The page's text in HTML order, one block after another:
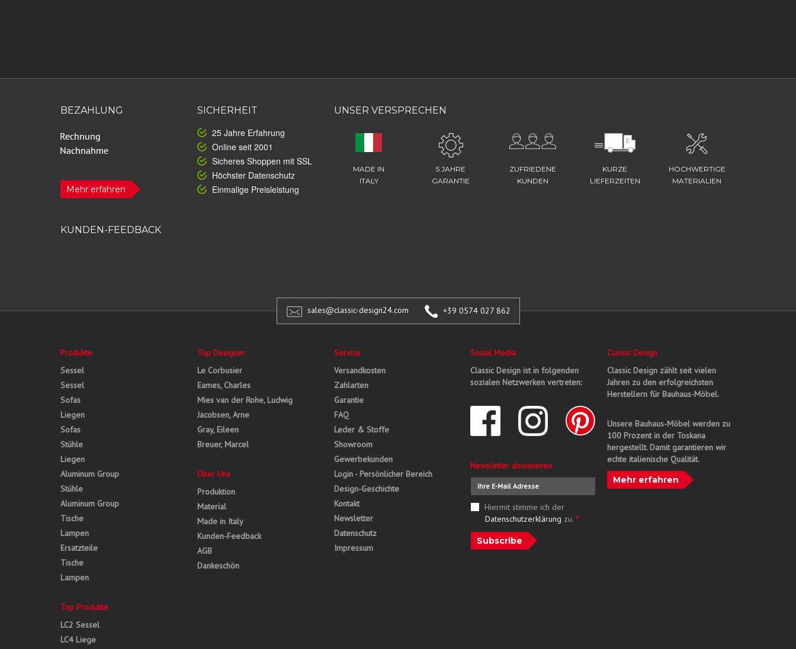
BEZAHLUNG
Mehr erfahren
SICHERHEIT
25 Jahre Erfahrung
Online seit 2001
Sicheres Shoppen mit SSL
Höchster Datenschutz
Einmalige Preisleistung
UNSER VERSPRECHEN
MADE IN
ITALY
5 JAHRE
GARANTIE
ZUFRIEDENE
KUNDEN
KURZE
LIEFERZEITEN
HOCHWERTIGE
MATERIALIEN
KUNDEN-FEEDBACK
sales@classic-design24.com +39 0574 027 862
Produkte
Sessel
Sessel
Sofas
Liegen
Sofas
Stühle
Liegen
Aluminum Group
Stühle
Aluminum Group
Tische
Lampen
Ersatzteile
Tische
Lampen
Top Produkte
LC2 Sessel
LC4 Liege
Top Designer
Le Corbusier
Eames, Charles
Mies van der Rohe, Ludwig
Jacobsen, Arne
Gray, Eileen
Breuer, Marcel
Über Uns
Produktion
Material
Made in Italy
Kunden-Feedback
AGB
Dankeschön
Service
Versandkosten
Zahlarten
Garantie
FAQ
Leder & Stoffe
Showroom
Gewerbekunden
Login - Persönlicher Bereich
Design-Geschichte
Kontakt
Newsletter
Datenschutz
Impressum
Social Media
Classic Design ist in folgenden
sozialen Netzwerken vertreten:
Newsletter abonnieren
Hiermit stimme ich der
Datenschutzerklärung zu. *
Subscribe
Classic Design
Classic Design zählt seit vielen
Jahren zu den erfolgreichsten
Herstellern für Bauhaus-Möbel.
Unsere Bauhaus-Möbel werden zu
100 Prozent in der Toskana
hergestellt. Damit garantieren wir
echte italienische Qualität.
Mehr erfahren